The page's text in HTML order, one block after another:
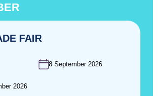
FAIR
8 September 2026
2026